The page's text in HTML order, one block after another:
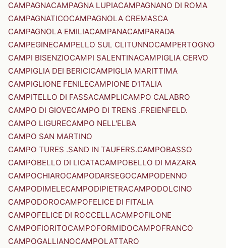
CAMPAGNACAMPAGNA LUPIACAMPAGNANO DI ROMA
CAMPAGNATICOCAMPAGNOLA CREMASCA
CAMPAGNOLA EMILIACAMPANACAMPARADA
CAMPEGINECAMPELLO SUL CLITUNNOCAMPERTOGNO
CAMPI BISENZIOCAMPI SALENTINACAMPIGLIA CERVO
CAMPIGLIA DEI BERICICAMPIGLIA MARITTIMA
CAMPIGLIONE FENILECAMPIONE D'ITALIA
CAMPITELLO DI FASSACAMPLICAMPO CALABRO
CAMPO DI GIOVECAMPO DI TRENS .FREIENFELD.
CAMPO LIGURECAMPO NELL'ELBA
CAMPO SAN MARTINO
CAMPO TURES .SAND IN TAUFERS.CAMPOBASSO
CAMPOBELLO DI LICATACAMPOBELLO DI MAZARA
CAMPOCHIAROCAMPODARSEGOCAMPODENNO
CAMPODIMELECAMPODIPIETRACAMPODOLCINO
CAMPODOROCAMPOFELICE DI FITALIA
CAMPOFELICE DI ROCCELLACAMPOFILONE
CAMPOFIORITOCAMPOFORMIDOCAMPOFRANCO
CAMPOGALLIANOCAMPOLATTARO